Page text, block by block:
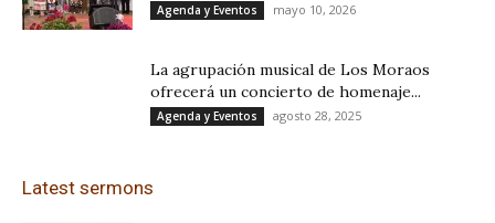
Agenda y Eventos mayo 10, 2026
La agrupación musical de Los Moraos
ofrecerá un concierto de homenaje...
Agenda y Eventos agosto 28, 2025
Latest sermons